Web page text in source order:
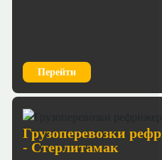
Перейти
Грузоперевозки
- Стерлитамак